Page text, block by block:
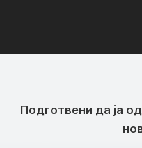
Подготвени да ја